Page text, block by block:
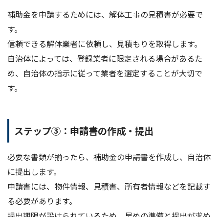
補助金を申請するためには、解体工事の見積書が必要で
す。
信頼できる解体業者に依頼し、見積もりを取得します。
自治体によっては、登録業者に限定される場合があるた
め、自治体の指示に従って業者を選定することが大切で
す。
ステップ③：申請書の作成・提出
必要な書類が揃ったら、補助金の申請書を作成し、自治体
に提出します。
申請書には、物件情報、見積書、所有者情報などを記載す
る必要があります。